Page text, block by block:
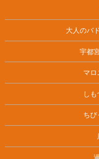
大人のバ
宇都
マロ
し
ちび